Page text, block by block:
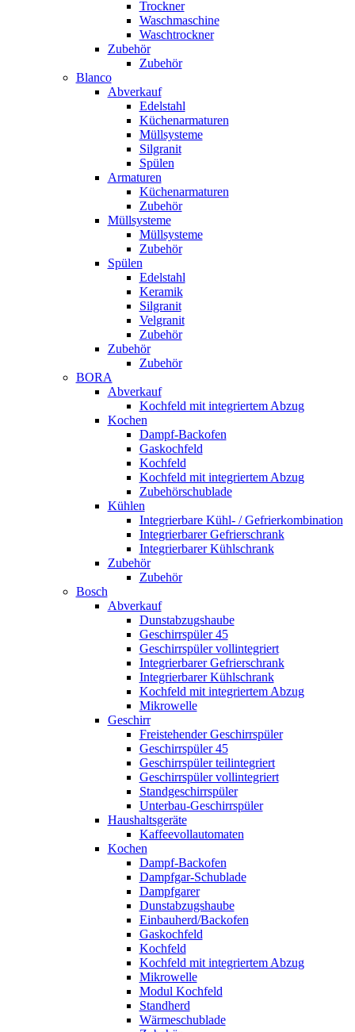
Trockner
Waschmaschine
Waschtrockner
Zubehör
Zubehör
Blanco
Abverkauf
Edelstahl
Küchenarmaturen
Müllsysteme
Silgranit
Spülen
Armaturen
Küchenarmaturen
Zubehör
Müllsysteme
Müllsysteme
Zubehör
Spülen
Edelstahl
Keramik
Silgranit
Velgranit
Zubehör
Zubehör
Zubehör
BORA
Abverkauf
Kochfeld mit integriertem Abzug
Kochen
Dampf-Backofen
Gaskochfeld
Kochfeld
Kochfeld mit integriertem Abzug
Zubehörschublade
Kühlen
Integrierbare Kühl- / Gefrierkombination
Integrierbarer Gefrierschrank
Integrierbarer Kühlschrank
Zubehör
Zubehör
Bosch
Abverkauf
Dunstabzugshaube
Geschirrspüler 45
Geschirrspüler vollintegriert
Integrierbarer Gefrierschrank
Integrierbarer Kühlschrank
Kochfeld mit integriertem Abzug
Mikrowelle
Geschirr
Freistehender Geschirrspüler
Geschirrspüler 45
Geschirrspüler teilintegriert
Geschirrspüler vollintegriert
Standgeschirrspüler
Unterbau-Geschirrspüler
Haushaltsgeräte
Kaffeevollautomaten
Kochen
Dampf-Backofen
Dampfgar-Schublade
Dampfgarer
Dunstabzugshaube
Einbauherd/Backofen
Gaskochfeld
Kochfeld
Kochfeld mit integriertem Abzug
Mikrowelle
Modul Kochfeld
Standherd
Wärmeschublade